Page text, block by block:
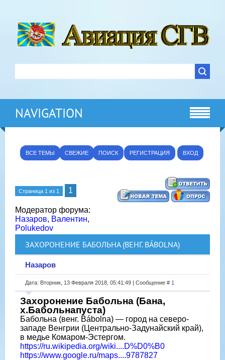
NAVIGATION
ВСЕ ТЕМЫ СВЕЖИЕ ПОИСК РЕГИСТРАЦИЯ ВХОД
Страница 1 из 1 1
Модератор форума:
Назаров, Валентин,
Polukedov
ЗАХОРОНЕНИЕ БАБОЛЬНА (ВЕНГ. BÁBOLNA)
Назаров
Дата: Вторник, 13 Февраля 2018, 05:41:49 | Сообщение # 1
Захоронение Бабольна (Бана,
х.Бабольнапуста)
Бабольна (венг. Bábolna) — город на северо-
западе Венгрии (Центрально-Задунайский край),
в медье Комаром-Эстергом.
https://ru.wikipedia.org/wiki....D%D0%B0
https://www.google.ru/maps....9787827